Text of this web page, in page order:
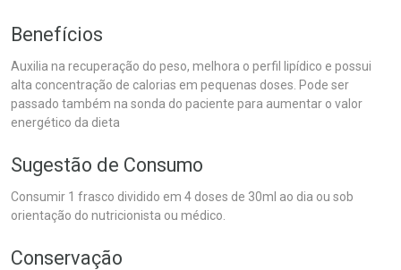
Benefícios
Auxilia na recuperação do peso, melhora o perfil lipídico e possui
alta concentração de calorias em pequenas doses. Pode ser
passado também na sonda do paciente para aumentar o valor
energético da dieta
Sugestão de Consumo
Consumir 1 frasco dividido em 4 doses de 30ml ao dia ou sob
orientação do nutricionista ou médico.
Conservação